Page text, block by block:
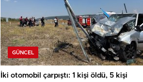
GÜNCEL
İki otomobil çarpıştı: 1 kişi öldü, 5 kişi